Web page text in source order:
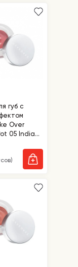
губ с
Over
05 India